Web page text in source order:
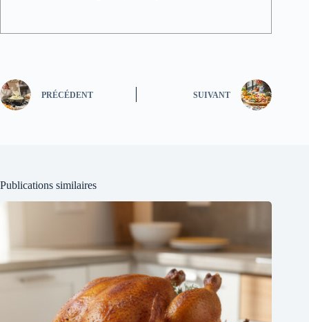
PRÉCÉDENT SUIVANT
Publications similaires